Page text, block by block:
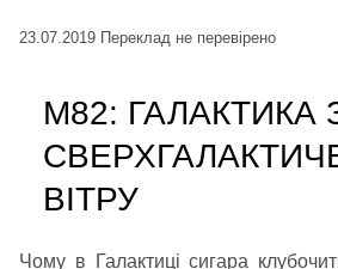
23.07.2019 Переклад не перевірено
М82: ГАЛАКТИКА
ВІТРУ
Чому в Галактиці сигара